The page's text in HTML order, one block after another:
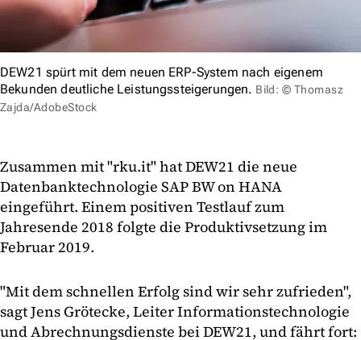
DEW21 spürt mit dem neuen ERP-System nach eigenem
Bekunden deutliche Leistungssteigerungen. Bild: © Thomasz
Zajda/AdobeStock
Zusammen mit "rku.it" hat DEW21 die neue
Datenbanktechnologie SAP BW on HANA
eingeführt. Einem positiven Testlauf zum
Jahresende 2018 folgte die Produktivsetzung im
Februar 2019.
"Mit dem schnellen Erfolg sind wir sehr zufrieden",
sagt Jens Grötecke, Leiter Informationstechnologie
und Abrechnungsdienste bei DEW21, und fährt fort: